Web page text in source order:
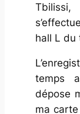
Tbilissi,
hall L du
temps
dépose
ma carte